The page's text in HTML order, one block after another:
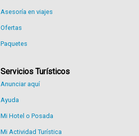
Asesoría en viajes
Ofertas
Paquetes
Servicios Turísticos
Anunciar aquí
Ayuda
Mi Hotel o Posada
Mi Actividad Turística